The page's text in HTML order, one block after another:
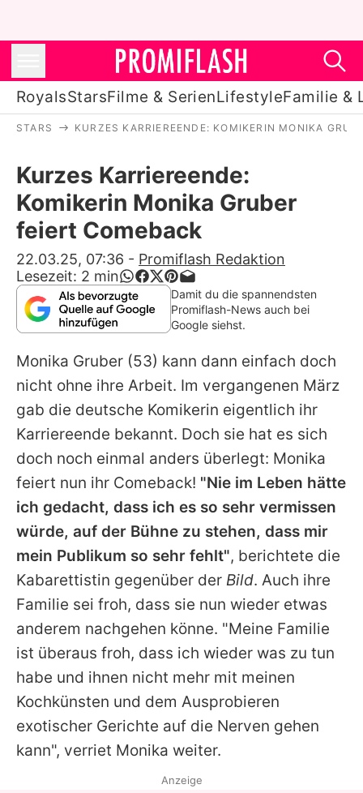
RoyalsStarsFilme & SerienLifestyleFamilie &
Stars
Filme & Serien
Lifestyle
Familie & Liebe
Promiflash Exklusiv
Alle Themen auf Promiflash
Jobs
App runterladen
Team
Redaktionelle Richtlinien
Impressum
Datenschutzerklärung
Nutzungsbedingungen
Utiq verwalten
STARS KURZES KARRIEREENDE: KOMIKERIN MONIKA
Kurzes Karriereende:
Komikerin Monika Gruber
feiert Comeback
22.03.25, 07:36 - Promiflash Redaktion
Lesezeit: 2 min
Damit du die spannendsten
Promiflash-News auch bei
Google siehst.
Monika Gruber (53) kann dann einfach doch
nicht ohne ihre Arbeit. Im vergangenen März
gab die deutsche Komikerin eigentlich ihr
Karriereende bekannt. Doch sie hat es sich
doch noch einmal anders überlegt: Monika
feiert nun ihr Comeback! "Nie im Leben hätte
ich gedacht, dass ich es so sehr vermissen
würde, auf der Bühne zu stehen, dass mir
mein Publikum so sehr fehlt", berichtete die
Kabarettistin gegenüber der Bild. Auch ihre
Familie sei froh, dass sie nun wieder etwas
anderem nachgehen könne. "Meine Familie
ist überaus froh, dass ich wieder was zu tun
habe und ihnen nicht mehr mit meinen
Kochkünsten und dem Ausprobieren
exotischer Gerichte auf die Nerven gehen
kann", verriet Monika weiter.
Anzeige